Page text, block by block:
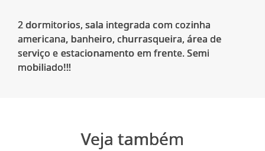
2 dormitorios, sala integrada com cozinha
americana, banheiro, churrasqueira, área de
serviço e estacionamento em frente. Semi
mobiliado!!!
Veja também